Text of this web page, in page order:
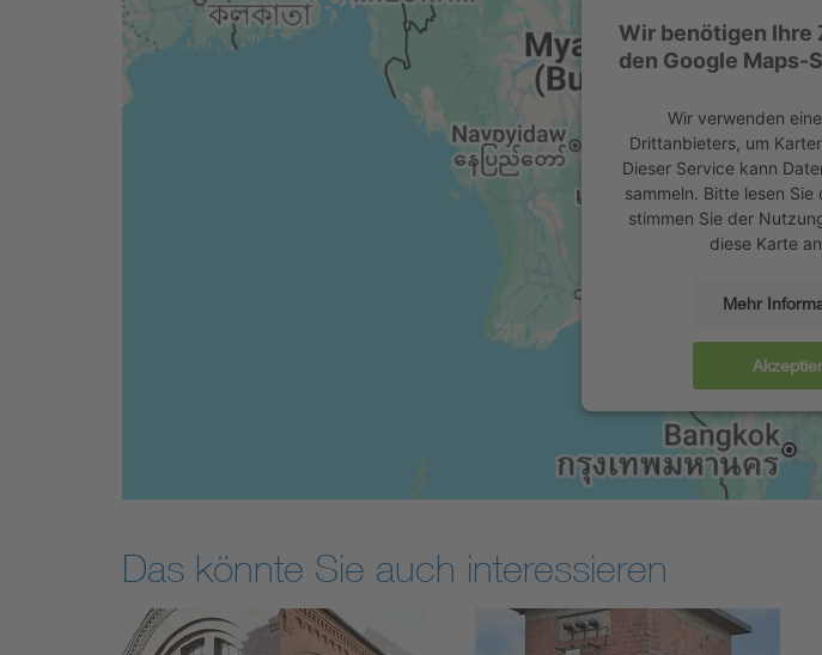
Wir benötigen Ihre
den Google Maps-
Wir verwenden
Drittanbieters, um
Dieser Service kann
sammeln. Bitte lesen
stimmen Sie der
diese Karte
Mehr
Das könnte Sie auch interessieren